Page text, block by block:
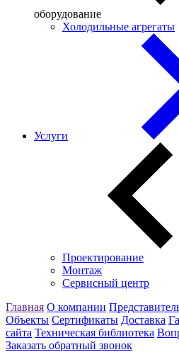
оборудование
Холодильные агрегаты
Услуги
Проектирование
Монтаж
Сервисный центр
Главная О компании
Объекты Сертификаты Доставка
сайта Техническая библиотека
Заказать обратный звонок